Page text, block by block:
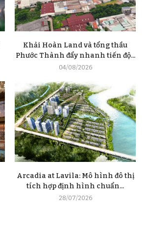
Khải Hoàn Land và tổng thầu
Phước Thành đẩy nhanh tiến độ...
04/08/2026
Arcadia at Lavila: Mô hình đô thị
tích hợp định hình chuẩn...
28/07/2026